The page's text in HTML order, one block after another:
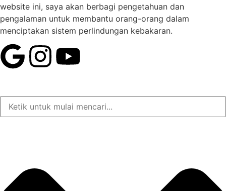
website ini, saya akan berbagi pengetahuan dan
pengalaman untuk membantu orang-orang dalam
menciptakan sistem perlindungan kebakaran.